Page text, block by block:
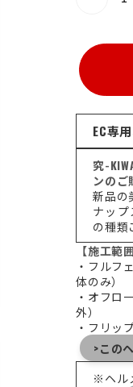
EC専
究-
ンのご
新品の
ナッ
の種類
【施工範囲
・フルフ
体のみ）
・オフロ
外）
・フリッ
>この
※ヘル